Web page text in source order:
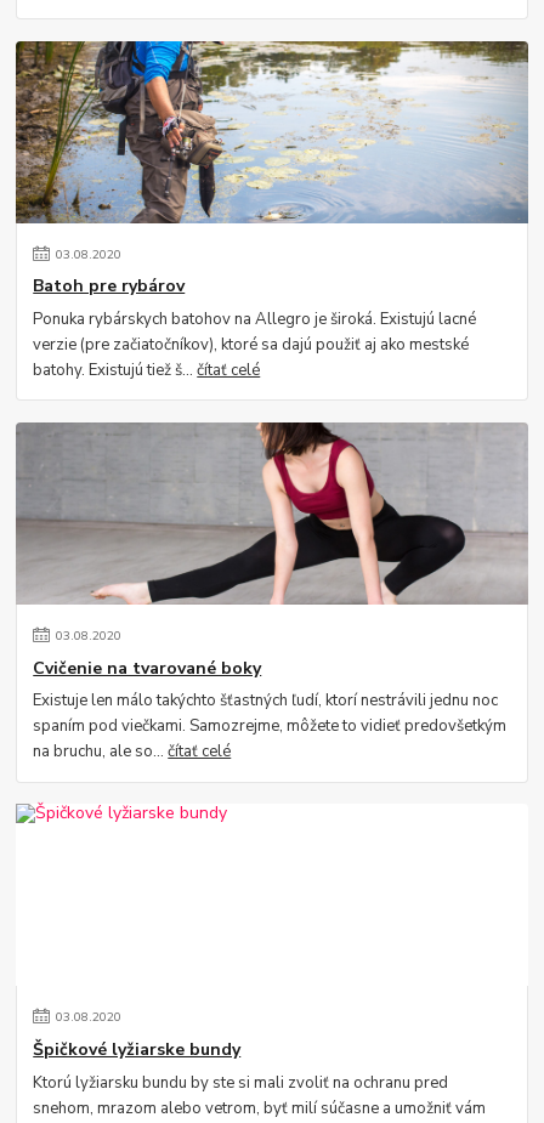
03.08.2020
Batoh pre rybárov
Ponuka rybárskych batohov na Allegro je široká. Existujú lacné
verzie (pre začiatočníkov), ktoré sa dajú použiť aj ako mestské
batohy. Existujú tiež š...čítať celé
03.08.2020
Cvičenie na tvarované boky
Existuje len málo takýchto šťastných ľudí, ktorí nestrávili jednu noc
spaním pod viečkami. Samozrejme, môžete to vidieť predovšetkým
na bruchu, ale so...čítať celé
03.08.2020
Špičkové lyžiarske bundy
Ktorú lyžiarsku bundu by ste si mali zvoliť na ochranu pred
snehom, mrazom alebo vetrom, byť milí súčasne a umožniť vám